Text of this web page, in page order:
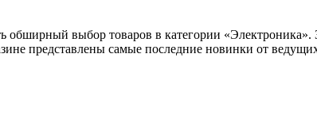
обширный выбор товаров в категории
представлены самые последние новинки от